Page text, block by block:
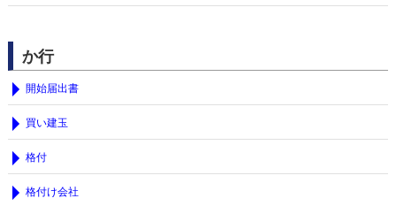
か行
開始届出書
買い建玉
格付
格付け会社